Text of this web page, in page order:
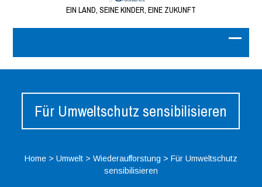
EIN LAND, SEINE KINDER, EINE ZUKUNFT
Für Umweltschutz sensibilisieren
Home> Umwelt> Wiederaufforstung > Für Umweltschutz
sensibilisieren